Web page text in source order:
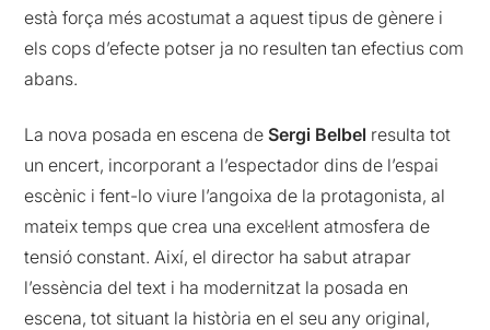
està força més acostumat a aquest tipus de gènere i
els cops d’efecte potser ja no resulten tan efectius com
abans.
La nova posada en escena deSergi Belbel resulta tot
un encert, incorporant a l’espectador dins de l’espai
escènic i fent-lo viure l’angoixa de la protagonista, al
mateix temps que crea una excel·lent atmosfera de
tensió constant. Així, el director ha sabut atrapar
l’essència del text i ha modernitzat la posada en
escena, tot situant la història en el seu any original,